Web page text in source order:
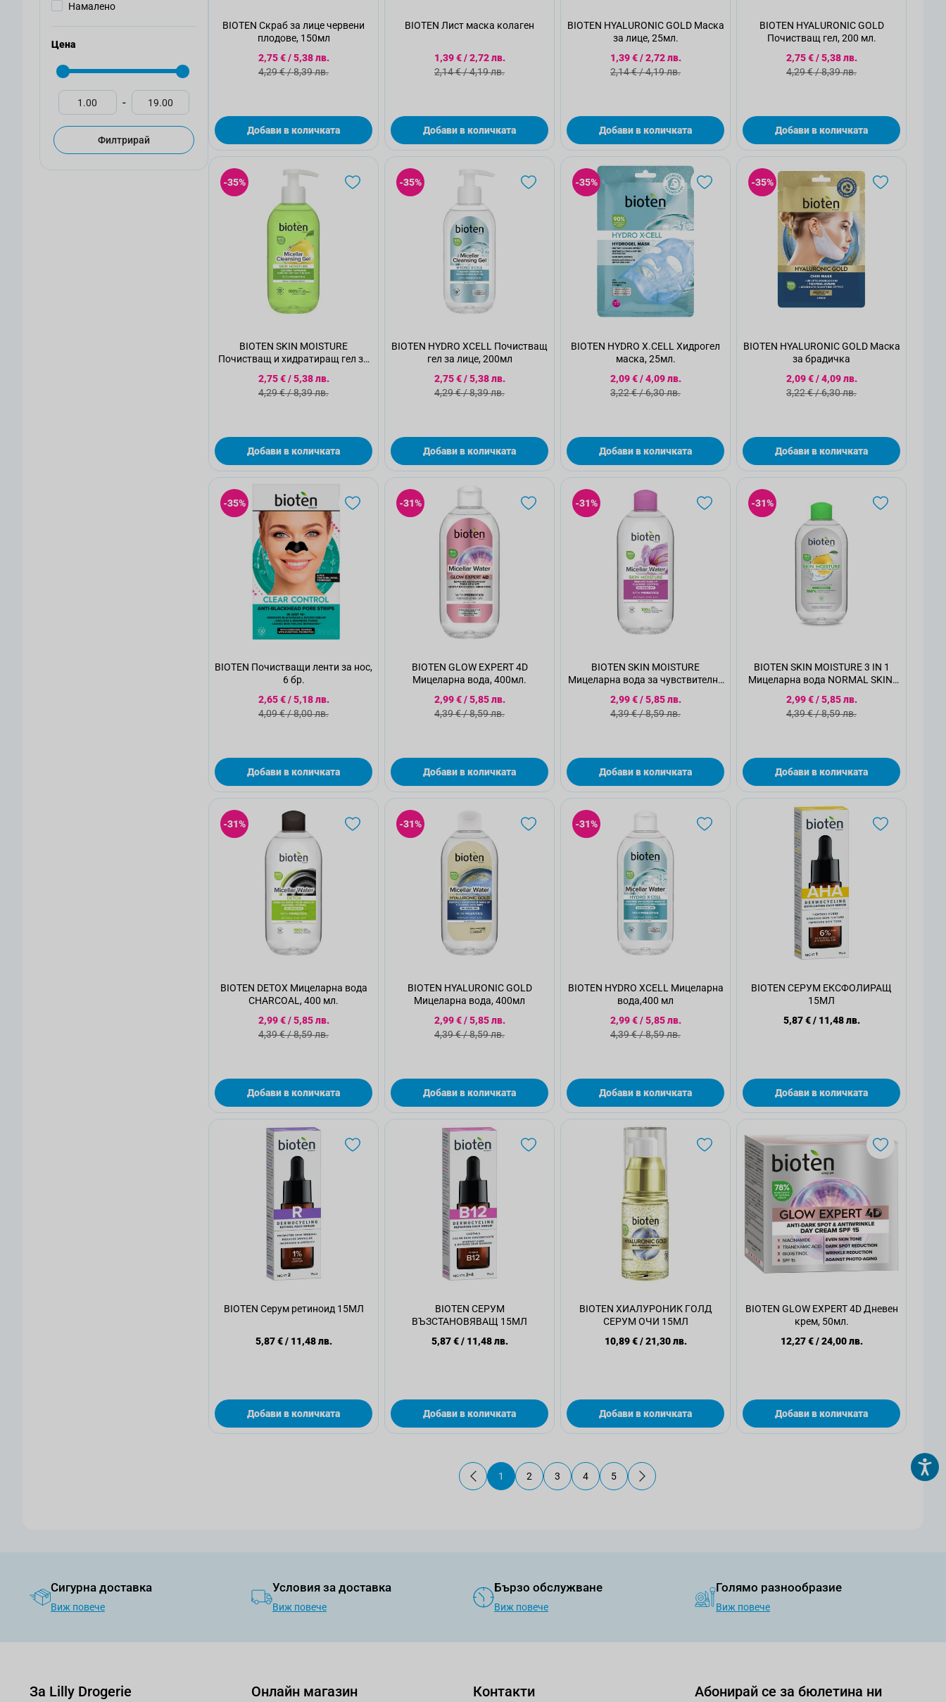
Намалено
Цена
-
Филтрирай
BIOTEN Скраб за лице червени
плодове, 150мл
Специална цена
2,75 €/5,38 лв.
Стандартна цена
4,29 €/8,39 лв.
Добави в количката
BIOTEN Лист маска колаген
Специална цена
1,39 €/2,72 лв.
Стандартна цена
2,14 €/4,19 лв.
Добави в количката
BIOTEN HYALURONIC GOLD Маска
за лице, 25мл.
Специална цена
1,39 €/2,72 лв.
Стандартна цена
2,14 €/4,19 лв.
Добави в количката
BIOTEN HYALURONIC GOLD
Почистващ гел, 200 мл.
Специална цена
2,75 €/5,38 лв.
Стандартна цена
4,29 €/8,39 лв.
Добави в количката
-35%
BIOTEN SKIN MOISTURE
Почистващ и хидратиращ гел за
Специална цена
2,75 €/5,38 лв.
Стандартна цена
4,29 €/8,39 лв.
Добави в количката
-35%
BIOTEN HYDRO XCELL Почистващ
гел за лице, 200мл
Специална цена
2,75 €/5,38 лв.
Стандартна цена
4,29 €/8,39 лв.
Добави в количката
-35%
BIOTEN HYDRO X.CELL Хидрогел
маска, 25мл.
Специална цена
2,09 €/4,09 лв.
Стандартна цена
3,22 €/6,30 лв.
Добави в количката
-35%
BIOTEN HYALURONIC GOLD Маска
за брадичка
Специална цена
2,09 €/4,09 лв.
Стандартна цена
3,22 €/6,30 лв.
Добави в количката
-35%
BIOTEN Почистващи ленти за нос,
6 бр.
Специална цена
2,65 €/5,18 лв.
Стандартна цена
4,09 €/8,00 лв.
Добави в количката
-31%
BIOTEN GLOW EXPERT 4D
Мицеларна вода, 400мл.
Специална цена
2,99 €/5,85 лв.
Стандартна цена
4,39 €/8,59 лв.
Добави в количката
-31%
BIOTEN SKIN MOISTURE
Мицеларна вода за чувствителна
Специална цена
2,99 €/5,85 лв.
Стандартна цена
4,39 €/8,59 лв.
Добави в количката
-31%
BIOTEN SKIN MOISTURE 3 IN 1
Мицеларна вода NORMAL SKIN,
Специална цена
2,99 €/5,85 лв.
Стандартна цена
4,39 €/8,59 лв.
Добави в количката
-31%
BIOTEN DETOX Мицеларна вода
CHARCOAL, 400 мл.
Специална цена
2,99 €/5,85 лв.
Стандартна цена
4,39 €/8,59 лв.
Добави в количката
-31%
BIOTEN HYALURONIC GOLD
Мицеларна вода, 400мл
Специална цена
2,99 €/5,85 лв.
Стандартна цена
4,39 €/8,59 лв.
Добави в количката
-31%
BIOTEN HYDRO XCELL Мицеларна
вода,400 мл
Специална цена
2,99 €/5,85 лв.
Стандартна цена
4,39 €/8,59 лв.
Добави в количката
BIOTEN СЕРУМ ЕКСФОЛИРАЩ
15МЛ
5,87 €/ 11,48 лв.
Добави в количката
BIOTEN Серум ретиноид 15МЛ
5,87 €/ 11,48 лв.
Добави в количката
BIOTEN СЕРУМ
ВЪЗСТАНОВЯВАЩ 15МЛ
5,87 €/ 11,48 лв.
Добави в количката
BIOTEN ХИАЛУРОНИК ГОЛД
СЕРУМ ОЧИ 15МЛ
10,89 €/21,30 лв.
Добави в количката
BIOTEN GLOW EXPERT 4D Дневен
крем, 50мл.
12,27 €/24,00 лв.
Добави в количката
В момента четете страница
1
Страница
2
Страница
3
Страница
4
Страница
5
Сигурна доставка
Виж повече
Условия за доставка
Виж повече
Бързо обслужване
Виж повече
Голямо разнообразие
Виж повече
За Lilly Drogerie Онлайн магазин Контакти Абонирай се за бюлетина ни